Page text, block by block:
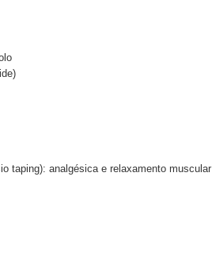
taping): analgésica e relaxamento muscular